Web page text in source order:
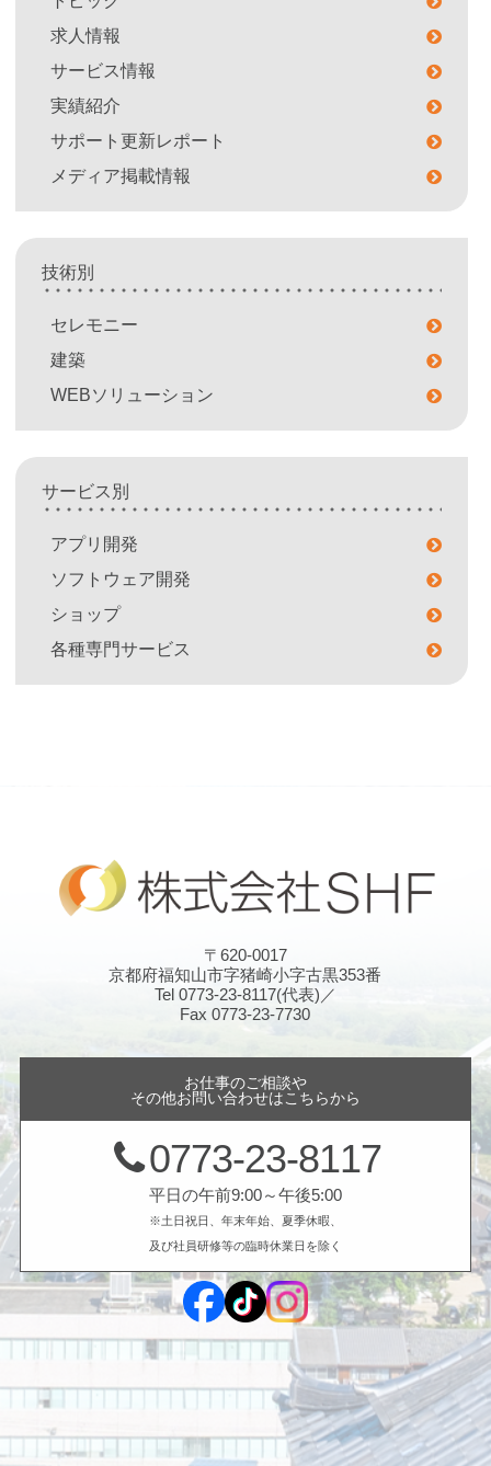
求人情報
サービス情報
実績紹介
サポート更新レポート
メディア掲載情報
技術別
セレモニー
建築
WEBソリューション
サービス別
アプリ開発
ソフトウェア開発
ショップ
各種専門サービス
〒620-0017
京都府福知山市字猪崎小字古黒353番
Tel 0773-23-8117(代表)／
Fax 0773-23-7730
お仕事のご相談や
その他お問い合わせはこちらから
0773-23-8117
平日の午前9:00～午後5:00
※土日祝日、年末年始、夏季休暇、
及び社員研修等の臨時休業日を除く